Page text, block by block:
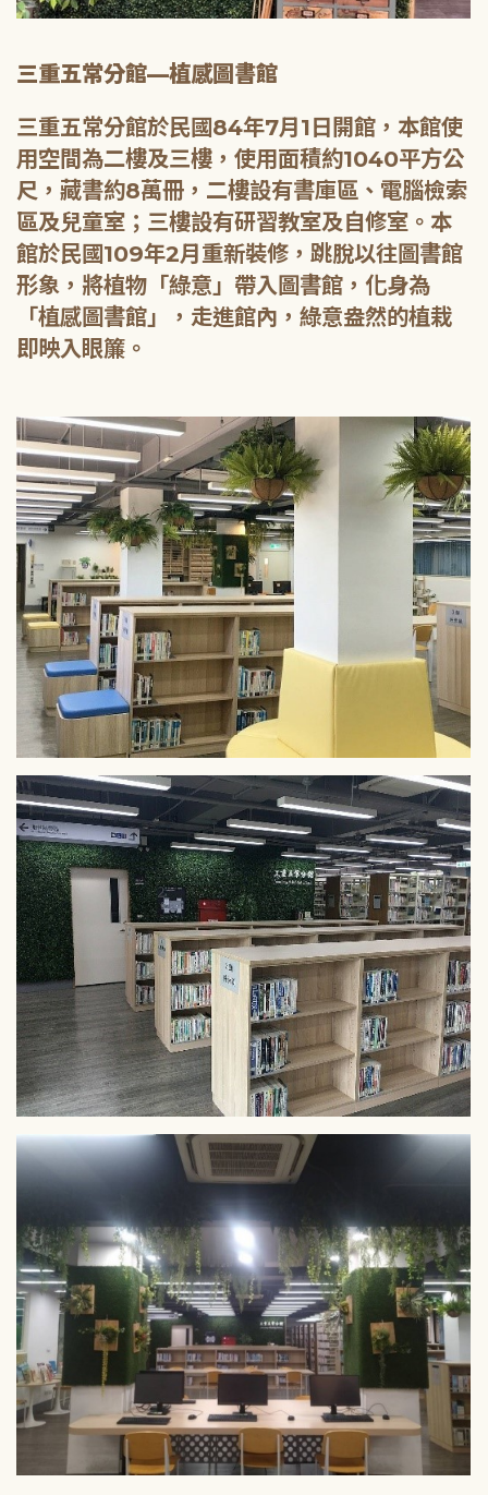
三重五常分館—植感圖書館
三重五常分館於民國84年7月1日開館，本館使
用空間為二樓及三樓，使用面積約1040平方公
尺，藏書約8萬冊，二樓設有書庫區、電腦檢索
區及兒童室；三樓設有研習教室及自修室。本
館於民國109年2月重新裝修，跳脫以往圖書館
形象，將植物「綠意」帶入圖書館，化身為
「植感圖書館」，走進館內，綠意盎然的植栽
即映入眼簾。